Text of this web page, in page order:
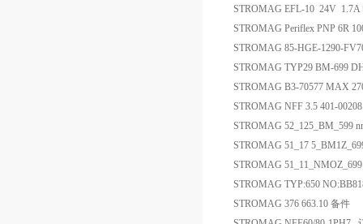
STROMAG EFL-10 24V 1.7A
STROMAG Periflex PNP 6R
STROMAG 85-HGE-1290-
STROMAG TYP29 BM-699
STROMAG B3-70577 MAX
STROMAG NFF 3.5 401-
STROMAG 52_125_BM_599
STROMAG 51_17
STROMAG
STROMAG TYP:650
STROMAG 376 663.10 备件